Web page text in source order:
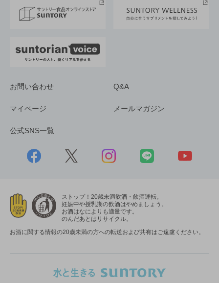
採用情報
お問い合わせ Q&A
マイページ メールマガジン
公式SNS一覧
ストップ！20歳未満飲酒・飲酒運転。
妊娠中や授乳期の飲酒はやめましょう。
お酒はなによりも適量です。
のんだあとはリサイクル。
お酒に関する情報の20歳未満の方への転送および共有はご遠慮ください。